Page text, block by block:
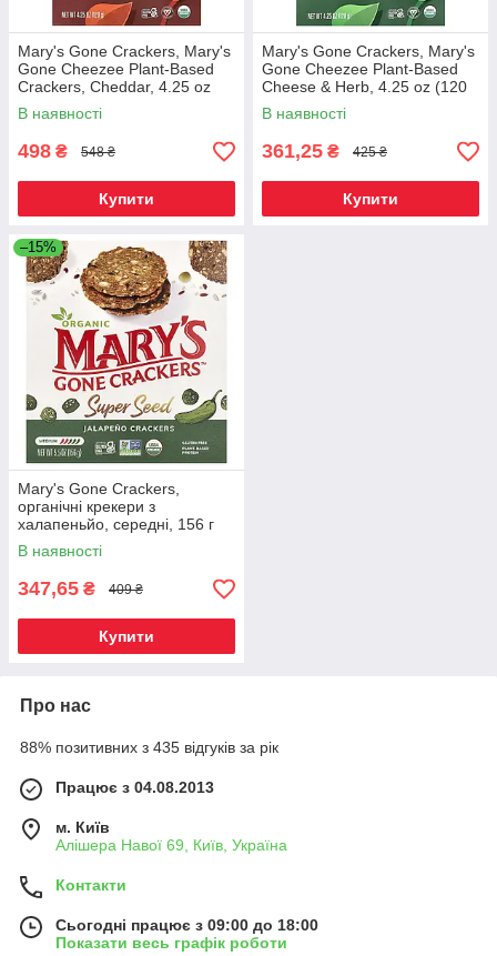
Mary's Gone Crackers, Mary's
Gone Cheezee Plant-Based
Crackers, Cheddar, 4.25 oz
(120 g), Київ
В наявності
498 ₴ 548 ₴
Купити
Mary's Gone Crackers, Mary's
Gone Cheezee Plant-Based
Cheese & Herb, 4.25 oz (120
g), Київ
В наявності
361,25 ₴ 425 ₴
Купити
–15%
Mary's Gone Crackers,
органічні крекери з
халапеньйо, середні, 156 г
(5,5 унції) Київ, Київ
В наявності
347,65 ₴ 409 ₴
Купити
Про нас
88% позитивних з 435 відгуків за рік
Працює з 04.08.2013
м. Київ
Алішера Навої 69, Київ, Україна
Контакти
Сьогодні працює з 09:00 до 18:00
Показати весь графік роботи